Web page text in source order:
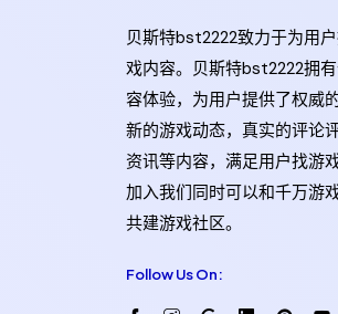
贝斯特bst2222致力于为用
戏内容。贝斯特bst2222拥
容体验，为用户提供了权威
新的游戏动态，真实的评论
资讯等内容，满足用户找游
加入我们同时可以和千万游
共建游戏社区。
Follow Us On: